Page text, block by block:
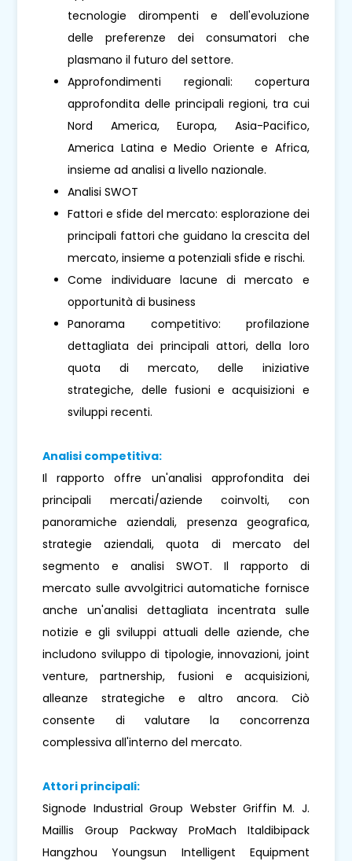
tecnologie dirompenti e dell'evoluzione
delle preferenze dei consumatori che
plasmano il futuro del settore.
Approfondimenti regionali: copertura
approfondita delle principali regioni, tra cui
Nord America, Europa, Asia-Pacifico,
America Latina e Medio Oriente e Africa,
insieme ad analisi a livello nazionale.
Analisi SWOT
Fattori e sfide del mercato: esplorazione dei
principali fattori che guidano la crescita del
mercato, insieme a potenziali sfide e rischi.
Come individuare lacune di mercato e
opportunità di business
Panorama competitivo: profilazione
dettagliata dei principali attori, della loro
quota di mercato, delle iniziative
strategiche, delle fusioni e acquisizioni e
sviluppi recenti.
Analisi competitiva:
Il rapporto offre un'analisi approfondita dei
principali mercati/aziende coinvolti, con
panoramiche aziendali, presenza geografica,
strategie aziendali, quota di mercato del
segmento e analisi SWOT. Il rapporto di
mercato sulle avvolgitrici automatiche fornisce
anche un'analisi dettagliata incentrata sulle
notizie e gli sviluppi attuali delle aziende, che
includono sviluppo di tipologie, innovazioni, joint
venture, partnership, fusioni e acquisizioni,
alleanze strategiche e altro ancora. Ciò
consente di valutare la concorrenza
complessiva all'interno del mercato.
Attori principali:
Signode Industrial Group Webster Griffin M. J.
Maillis Group Packway ProMach Italdibipack
Hangzhou Youngsun Intelligent Equipment